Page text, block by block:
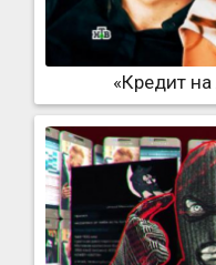
«Кредит